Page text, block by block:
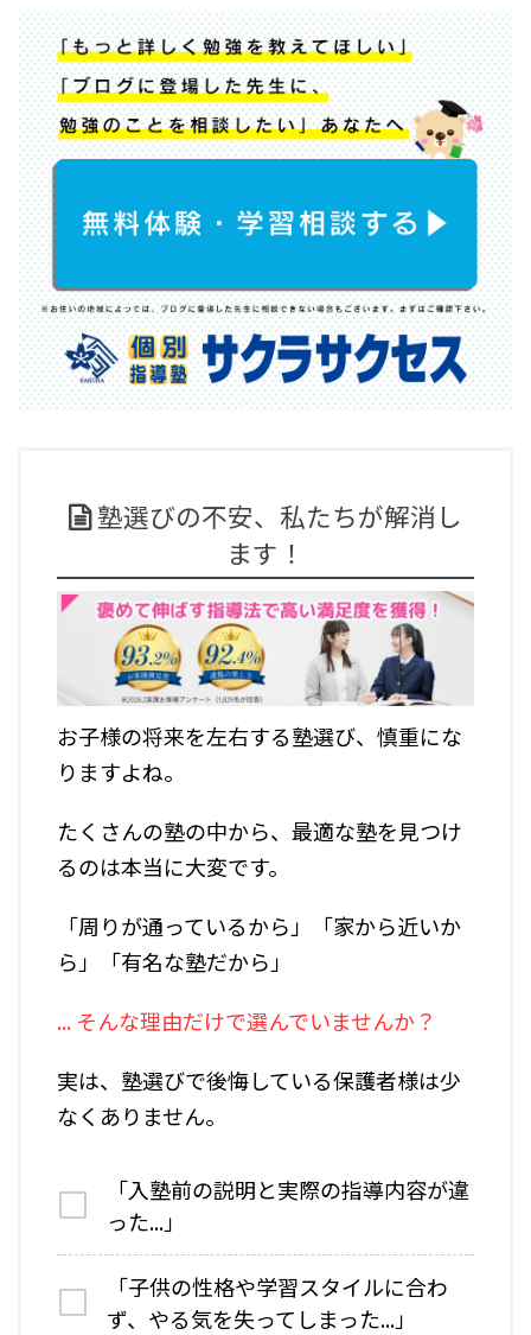
塾選びの不安、私たちが解消し
ます！
お子様の将来を左右する塾選び、慎重にな
りますよね。
たくさんの塾の中から、最適な塾を見つけ
るのは本当に大変です。
「周りが通っているから」「家から近いか
ら」「有名な塾だから」
... そんな理由だけで選んでいませんか？
実は、塾選びで後悔している保護者様は少
なくありません。
「入塾前の説明と実際の指導内容が違
った...」
「子供の性格や学習スタイルに合わ
ず、やる気を失ってしまった...」